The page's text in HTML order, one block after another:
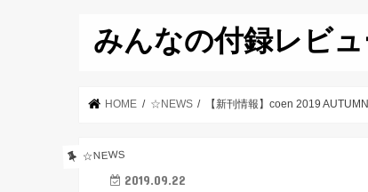
みんなの付録レビ
HOME ☆NEWS 【新刊情報】coen 2019
☆NEWS
2019.09.22